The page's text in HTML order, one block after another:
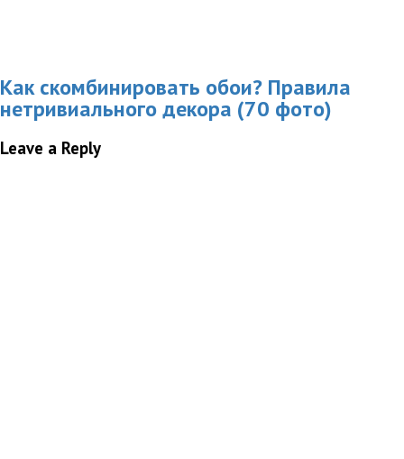
Как скомбинировать обои? Правила
нетривиального декора (70 фото)
Leave a Reply